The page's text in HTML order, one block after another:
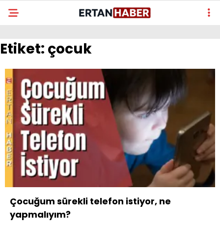
Etiket: çocuk
Çocuğum sürekli telefon istiyor, ne
yapmalıyım?